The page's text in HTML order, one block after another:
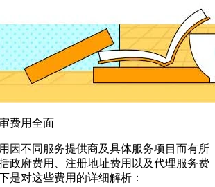
费用全面
因不同服务提供商及具体服务项目而有所
政府费用、注册地址费用以及代理服务费
是对这些费用的详细解析：